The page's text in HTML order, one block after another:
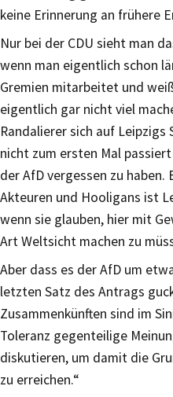
keine Erinnerung an frühere
Nur bei der CDU sieht man
wenn man eigentlich schon
Gremien mitarbeitet und
eigentlich gar nicht viel
Randalierer sich auf Leipzigs
nicht zum ersten Mal
der AfD vergessen zu
Akteuren und Hooligans ist
wenn sie glauben, hier mit
Art Weltsicht machen zu
Aber dass es der AfD um
letzten Satz des Antrags
Zusammenkünften sind im
Toleranz gegenteilige
diskutieren, um damit die
zu erreichen.“